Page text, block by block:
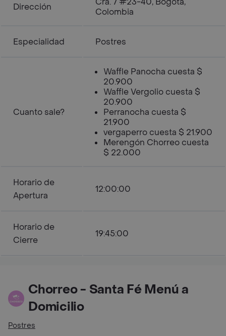
Dirección
Colombia
Especialidad Postres
Cuanto sale?
Waffle Panocha cuesta $
20.900
Waffle Vergolio cuesta $
20.900
Perranocha cuesta $
21.900
vergaperro cuesta $ 21.900
Merengón Chorreo cuesta
$ 22.000
Horario de
Apertura
12:00:00
Horario de
Cierre
19:45:00
Chorreo - Santa Fé Menú a
Domicilio
Postres